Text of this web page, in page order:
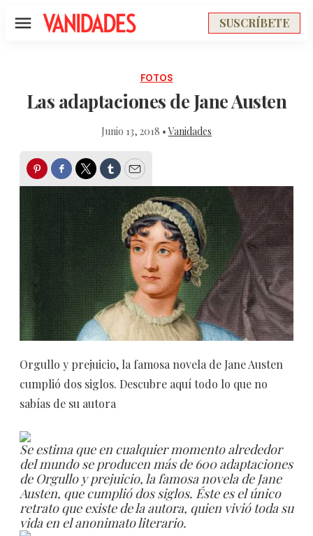
Menú SUSCRÍBETE
FOTOS
Las adaptaciones de Jane Austen
Junio 13, 2018 •Vanidades
Pinterest
Facebook
TwitterTumblrEmail
Orgullo y prejuicio, la famosa novela de Jane Austen
cumplió dos siglos. Descubre aquí todo lo que no
sabías de su autora
Se estima que en cualquier momento alrededor
del mundo se producen más de 600 adaptaciones
de Orgullo y prejuicio, la famosa novela de Jane
Austen, que cumplió dos siglos. Éste es el único
retrato que existe de la autora, quien vivió toda su
vida en el anonimato literario.